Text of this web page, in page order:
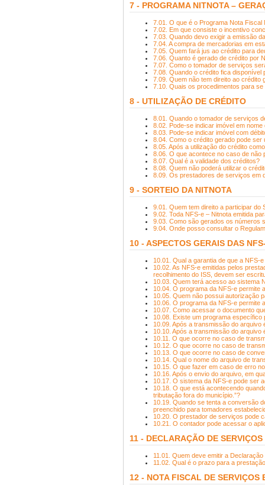
7 - PROGRAMA NITNOTA –
7.01. O que é o Programa Nota Fiscal
7.02. Em que consiste o incentivo
7.03. Quando devo exigir a emissão
7.04. A compra de mercadorias em
7.05. Quem fará jus ao crédito para
7.06. Quanto é gerado de crédito por
7.07. Como o tomador de serviços
7.08. Quando o crédito fica disponível
7.09. Quem não tem direito ao crédito
7.10. Quais os procedimentos para
8 - UTILIZAÇÃO DE CRÉDITO
8.01. Quando o tomador de serviços
8.02. Pode-se indicar imóvel em
8.03. Pode-se indicar imóvel com
8.04. Como o crédito gerado pode ser
8.05. Após a utilização do crédito
8.06. O que acontece no caso de não
8.07. Qual é a validade dos créditos?
8.08. Quem não poderá utilizar o
8.09. Os prestadores de serviços em
9 - SORTEIO DA NITNOTA
9.01. Quem tem direito a participar do
9.02. Toda NFS-e – Nitnota emitida
9.03. Como são gerados os números
9.04. Onde posso consultar o
10 - ASPECTOS GERAIS DAS
10.01. Qual a garantia de que a NFS-
10.02. As NFS-e emitidas pelos
recolhimento do ISS, devem ser
10.03. Quem terá acesso ao sistema
10.04. O programa da NFS-e permite
10.05. Quem não possui autorização
10.06. O programa da NFS-e permite
10.07. Como acessar o documento
10.08. Existe um programa
10.09. Após a transmissão do arquivo
10.10. Após a transmissão do
10.11. O que ocorre no caso de
10.12. O que ocorre no caso de
10.13. O que ocorre no caso de
10.14. Qual o nome do arquivo de
10.15. O que fazer em caso de erro
10.16. Após o envio do arquivo, em
10.17. O sistema da NFS-e pode ser
10.18. O que está acontecendo
tributação fora do município.”?
10.19. Quando se tenta a conversão
preenchido para tomadores
10.20. O prestador de serviços pode
10.21. O contador pode acessar o
11 - DECLARAÇÃO DE
11.01. Quem deve emitir a
11.02. Qual é o prazo para a
12 - NOTA FISCAL DE SERVIÇOS